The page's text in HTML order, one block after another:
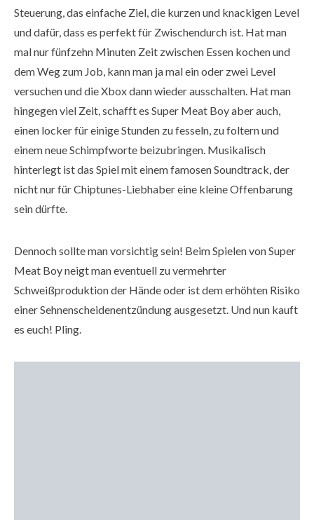
Steuerung, das einfache Ziel, die kurzen und knackigen Level
und dafür, dass es perfekt für Zwischendurch ist. Hat man
mal nur fünfzehn Minuten Zeit zwischen Essen kochen und
dem Weg zum Job, kann man ja mal ein oder zwei Level
versuchen und die Xbox dann wieder ausschalten. Hat man
hingegen viel Zeit, schafft es Super Meat Boy aber auch,
einen locker für einige Stunden zu fesseln, zu foltern und
einem neue Schimpfworte beizubringen. Musikalisch
hinterlegt ist das Spiel mit einem famosen Soundtrack, der
nicht nur für Chiptunes-Liebhaber eine kleine Offenbarung
sein dürfte.
Dennoch sollte man vorsichtig sein! Beim Spielen von Super
Meat Boy neigt man eventuell zu vermehrter
Schweißproduktion der Hände oder ist dem erhöhten Risiko
einer Sehnenscheidenentzündung ausgesetzt. Und nun kauft
es euch! Pling.